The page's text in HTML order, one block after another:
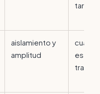
tarifa
aislamiento y
amplitud
es